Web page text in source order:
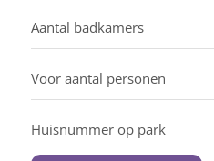
Aantal badkamers
Voor aantal personen
Huisnummer op park